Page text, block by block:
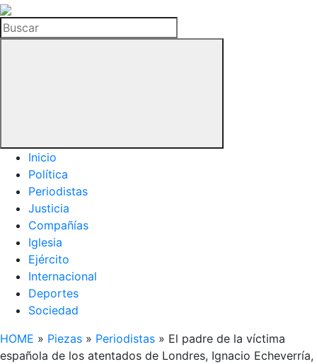
La
Hemeroteca
del
Buscar
Inicio
Política
Periodistas
Justicia
Compañías
Iglesia
Ejército
Internacional
Deportes
Sociedad
HOME » Piezas » Periodistas » El padre de la víctima
española de los atentados de Londres, Ignacio Echeverría,